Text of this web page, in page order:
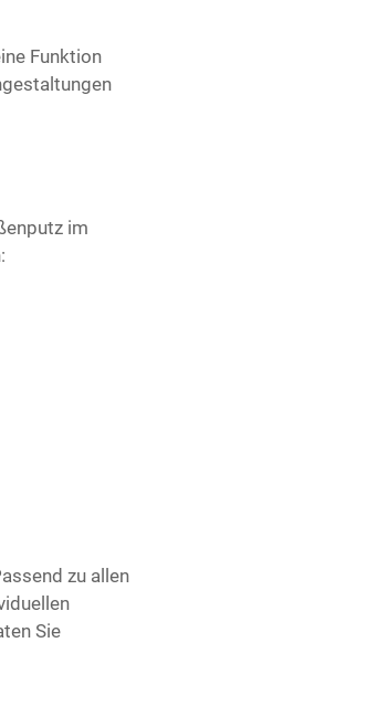
Funktion
im
zu allen
Sie